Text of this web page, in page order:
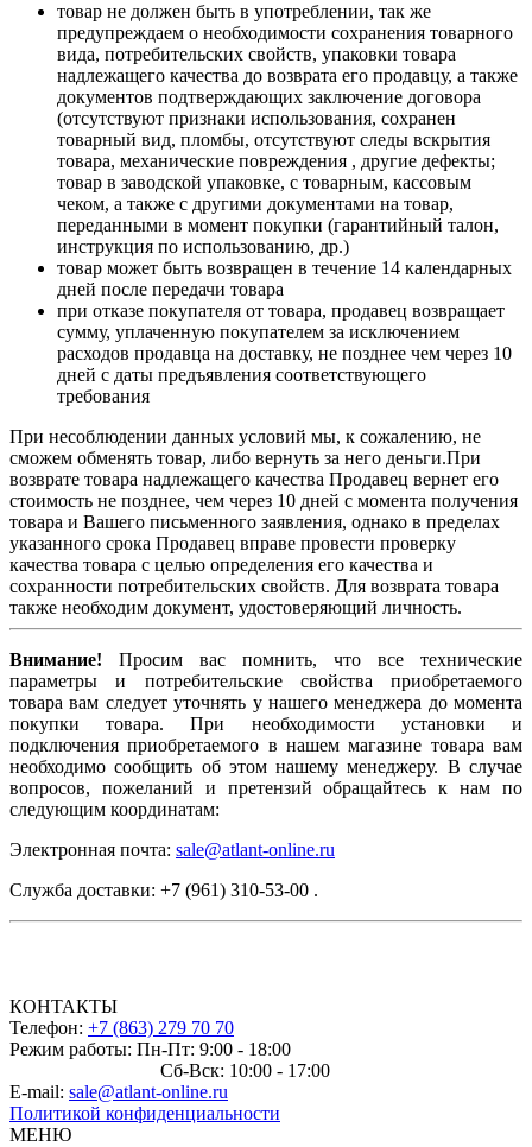
товар не должен быть в употреблении, так же
предупреждаем о необходимости сохранения товарного
вида, потребительских свойств, упаковки товара
надлежащего качества до возврата его продавцу, а также
документов подтверждающих заключение договора
(отсутствуют признаки использования, сохранен
товарный вид, пломбы, отсутствуют следы вскрытия
товара, механические повреждения , другие дефекты;
товар в заводской упаковке, с товарным, кассовым
чеком, а также с другими документами на товар,
переданными в момент покупки (гарантийный талон,
инструкция по использованию, др.)
товар может быть возвращен в течение 14 календарных
дней после передачи товара
при отказе покупателя от товара, продавец возвращает
сумму, уплаченную покупателем за исключением
расходов продавца на доставку, не позднее чем через 10
дней с даты предъявления соответствующего
требования
При несоблюдении данных условий мы, к сожалению, не
сможем обменять товар, либо вернуть за него деньги.При
возврате товара надлежащего качества Продавец вернет его
стоимость не позднее, чем через 10 дней с момента получения
товара и Вашего письменного заявления, однако в пределах
указанного срока Продавец вправе провести проверку
качества товара с целью определения его качества и
сохранности потребительских свойств. Для возврата товара
также необходим документ, удостоверяющий личность.
Внимание! Просим вас помнить, что все технические
параметры и потребительские свойства приобретаемого
товара вам следует уточнять у нашего менеджера до момента
покупки товара. При необходимости установки и
подключения приобретаемого в нашем магазине товара вам
необходимо сообщить об этом нашему менеджеру. В случае
вопросов, пожеланий и претензий обращайтесь к нам по
следующим координатам:
Электронная почта: sale@atlant-online.ru
Служба доставки: +7 (961) 310-53-00 .
КОНТАКТЫ
Телефон: +7 (863) 279 70 70
Режим работы: Пн-Пт: 9:00 - 18:00
Сб-Вск: 10:00 - 17:00
E-mail: sale@atlant-online.ru
Политикой конфиденциальности
МЕНЮ